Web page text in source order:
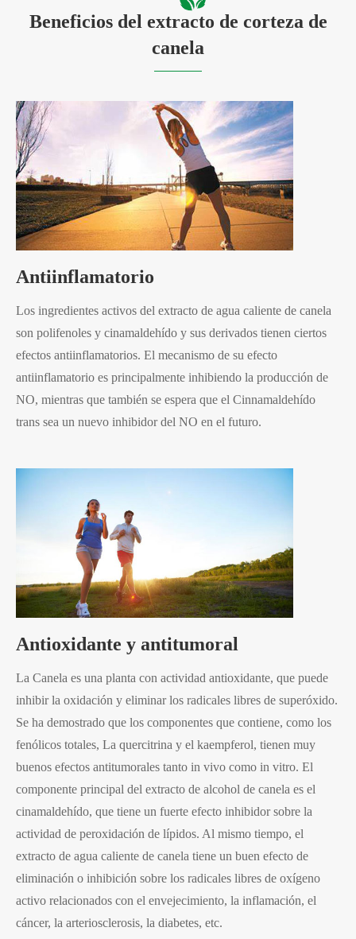
Beneficios del extracto de corteza de
canela
Antiinflamatorio
Los ingredientes activos del extracto de agua caliente de canela
son polifenoles y cinamaldehído y sus derivados tienen ciertos
efectos antiinflamatorios. El mecanismo de su efecto
antiinflamatorio es principalmente inhibiendo la producción de
NO, mientras que también se espera que el Cinnamaldehído
trans sea un nuevo inhibidor del NO en el futuro.
Antioxidante y antitumoral
La Canela es una planta con actividad antioxidante, que puede
inhibir la oxidación y eliminar los radicales libres de superóxido.
Se ha demostrado que los componentes que contiene, como los
fenólicos totales, La quercitrina y el kaempferol, tienen muy
buenos efectos antitumorales tanto in vivo como in vitro. El
componente principal del extracto de alcohol de canela es el
cinamaldehído, que tiene un fuerte efecto inhibidor sobre la
actividad de peroxidación de lípidos. Al mismo tiempo, el
extracto de agua caliente de canela tiene un buen efecto de
eliminación o inhibición sobre los radicales libres de oxígeno
activo relacionados con el envejecimiento, la inflamación, el
cáncer, la arteriosclerosis, la diabetes, etc.